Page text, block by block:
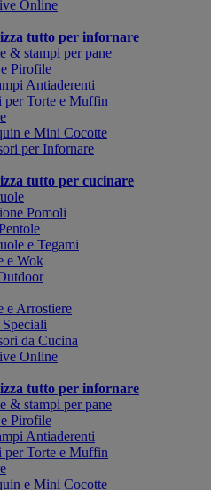
Online
tutto per infornare
& stampi per pane
Pirofile
Antiaderenti
per Torte e Muffin
e Mini Cocotte
per Infornare
tutto per cucinare
Pomoli
e Tegami
e Wok
e Arrostiere
da Cucina
Online
tutto per infornare
& stampi per pane
Pirofile
Antiaderenti
per Torte e Muffin
e Mini Cocotte